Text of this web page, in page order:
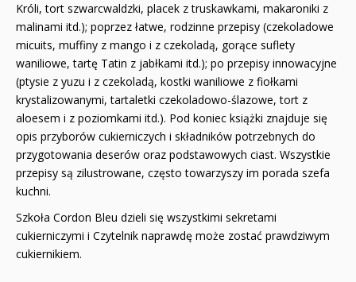
Króli, tort szwarcwaldzki, placek z truskawkami, makaroniki z
malinami itd.); poprzez łatwe, rodzinne przepisy (czekoladowe
micuits, muffiny z mango i z czekoladą, gorące suflety
waniliowe, tartę Tatin z jabłkami itd.); po przepisy innowacyjne
(ptysie z yuzu i z czekoladą, kostki waniliowe z fiołkami
krystalizowanymi, tartaletki czekoladowo-ślazowe, tort z
aloesem i z poziomkami itd.). Pod koniec książki znajduje się
opis przyborów cukierniczych i składników potrzebnych do
przygotowania deserów oraz podstawowych ciast. Wszystkie
przepisy są zilustrowane, często towarzyszy im porada szefa
kuchni.
Szkoła Cordon Bleu dzieli się wszystkimi sekretami
cukierniczymi i Czytelnik naprawdę może zostać prawdziwym
cukiernikiem.